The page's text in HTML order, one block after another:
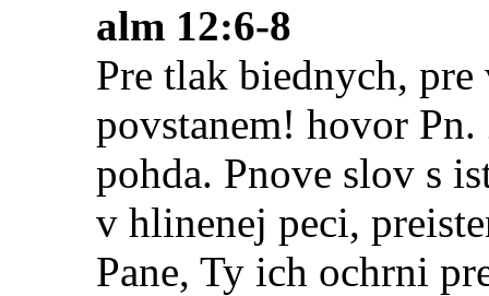
alm 12:6-8
Pre tlak biednych,
povstanem! hovor
pohda. Pnove slov s
v hlinenej peci,
Pane, Ty ich ochrni